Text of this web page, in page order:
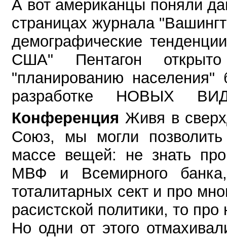
А вот американцы поняли
страницах журнала
демографические
США" Пентагон
"планированию
разработке НОВЫХ
Конференция Живя в
Союз, мы могли
массе вещей: не знать
МВФ и Всемирного
тоталитарных сект и про
расистской политики, то
Но одни от этого